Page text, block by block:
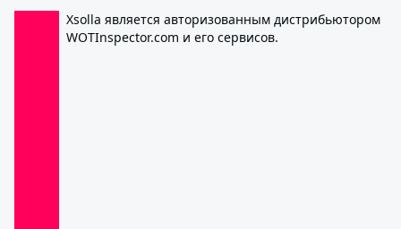
Xsolla является авторизованным дистрибьютором
WOTInspector.com и его сервисов.